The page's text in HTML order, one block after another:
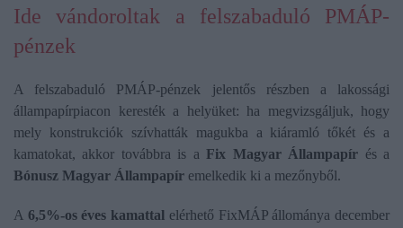
Ide vándoroltak a felszabaduló PMÁP-
pénzek
A felszabaduló PMÁP-pénzek jelentős részben a lakossági
állampapírpiacon keresték a helyüket: ha megvizsgáljuk, hogy
mely konstrukciók szívhatták magukba a kiáramló tőkét és a
kamatokat, akkor továbbra is a Fix Magyar Állampapír és a
Bónusz Magyar Állampapír emelkedik ki a mezőnyből.
A 6,5%-os éves kamattal elérhető FixMÁP állománya december